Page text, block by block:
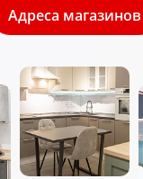
Адреса магазинов